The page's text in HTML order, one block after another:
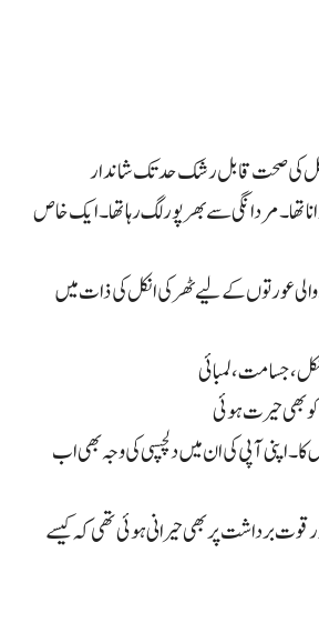
کی صحت قابل رشک حد تک شاندار
تھا۔ مردانگی سے بھرپور لگ رہا تھا۔ ایک خاص
عورتوں کے لیے ٹھرکی انکل کی ذات میں
جسامت، لمبائی
کو بھی حیرت ہوئی
کا۔ اپنی آپی کی ان میں دلچسپی کی وجہ بھی اب
برداشت پر بھی حیرانی ہوئی تھی کہ کیسے